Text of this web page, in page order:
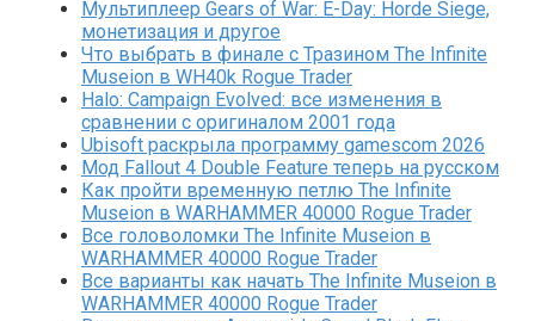
Мультиплеер Gears of War: E-Day: Horde Siege,
монетизация и другое
Что выбрать в финале с Тразином The Infinite
Museion в WH40k Rogue Trader
Halo: Campaign Evolved: все изменения в
сравнении с оригиналом 2001 года
Ubisoft раскрыла программу gamescom 2026
Мод Fallout 4 Double Feature теперь на русском
Как пройти временную петлю The Infinite
Museion в WARHAMMER 40000 Rogue Trader
Все головоломки The Infinite Museion в
WARHAMMER 40000 Rogue Trader
Все варианты как начать The Infinite Museion в
WARHAMMER 40000 Rogue Trader